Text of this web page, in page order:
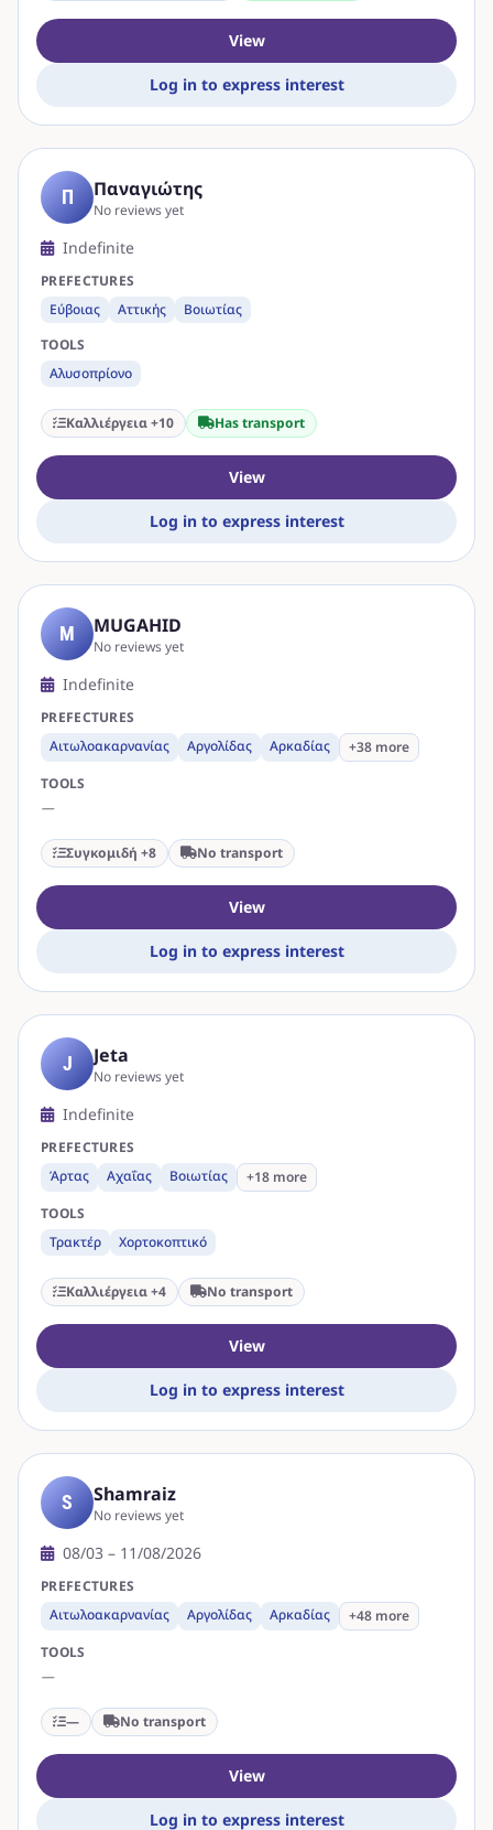
View
Log in to express interest
Π Παναγιώτης
No reviews yet
Indefinite
PREFECTURES
Εύβοιας
Αττικής
Βοιωτίας
TOOLS
Αλυσοπρίονο
Καλλιέργεια +10 Has transport
View
Log in to express interest
M MUGAHID
No reviews yet
Indefinite
PREFECTURES
Αιτωλοακαρνανίας
Αργολίδας Αρκαδίας
+38 more
TOOLS
—
Συγκομιδή +8 No transport
View
Log in to express interest
J Jeta
No reviews yet
Indefinite
PREFECTURES
Άρτας
Αχαΐας Βοιωτίας
+18 more
TOOLS
Τρακτέρ
Χορτοκοπτικό
Καλλιέργεια +4 No transport
View
Log in to express interest
S Shamraiz
No reviews yet
08/03 – 11/08/2026
PREFECTURES
Αιτωλοακαρνανίας
Αργολίδας Αρκαδίας
+48 more
TOOLS
—
— No transport
View
Log in to express interest